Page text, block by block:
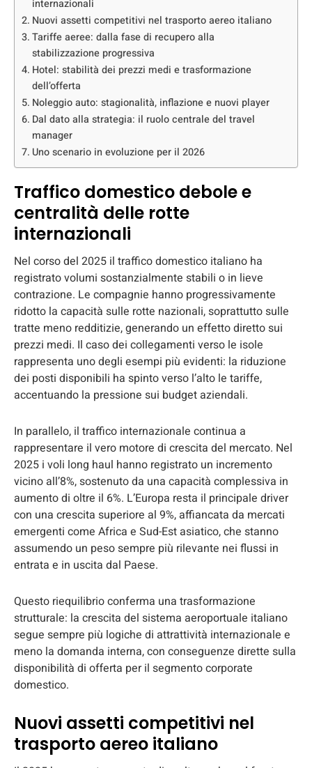
internazionali
Nuovi assetti competitivi nel trasporto aereo italiano
Tariffe aeree: dalla fase di recupero alla
stabilizzazione progressiva
Hotel: stabilità dei prezzi medi e trasformazione
dell’offerta
Noleggio auto: stagionalità, inflazione e nuovi player
Dal dato alla strategia: il ruolo centrale del travel
manager
Uno scenario in evoluzione per il 2026
Traffico domestico debole e
centralità delle rotte
internazionali
Nel corso del 2025 il traffico domestico italiano ha
registrato volumi sostanzialmente stabili o in lieve
contrazione. Le compagnie hanno progressivamente
ridotto la capacità sulle rotte nazionali, soprattutto sulle
tratte meno redditizie, generando un effetto diretto sui
prezzi medi. Il caso dei collegamenti verso le isole
rappresenta uno degli esempi più evidenti: la riduzione
dei posti disponibili ha spinto verso l’alto le tariffe,
accentuando la pressione sui budget aziendali.
In parallelo, il traffico internazionale continua a
rappresentare il vero motore di crescita del mercato. Nel
2025 i voli long haul hanno registrato un incremento
vicino all’8%, sostenuto da una capacità complessiva in
aumento di oltre il 6%. L’Europa resta il principale driver
con una crescita superiore al 9%, affiancata da mercati
emergenti come Africa e Sud-Est asiatico, che stanno
assumendo un peso sempre più rilevante nei flussi in
entrata e in uscita dal Paese.
Questo riequilibrio conferma una trasformazione
strutturale: la crescita del sistema aeroportuale italiano
segue sempre più logiche di attrattività internazionale e
meno la domanda interna, con conseguenze dirette sulla
disponibilità di offerta per il segmento corporate
domestico.
Nuovi assetti competitivi nel
trasporto aereo italiano